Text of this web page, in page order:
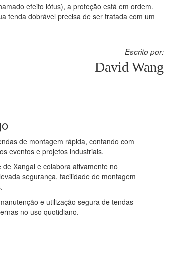
efeito lótus), a proteção está em ordem.
tenda dobrável precisa de ser tratada com um
Escrito por:
David Wang
de montagem rápida, contando com
eventos e projetos industriais.
Xangai e colabora ativamente no
segurança, facilidade de montagem
e utilização segura de tendas
no uso quotidiano.